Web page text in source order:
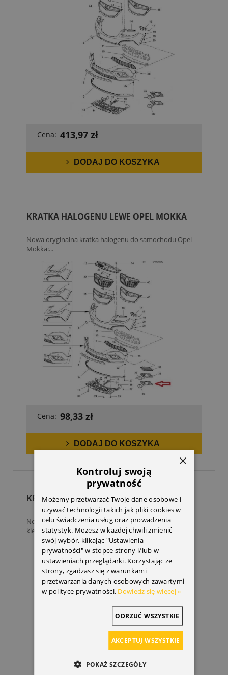
Cena: 413,97 zł
DODAJ DO KOSZYKA
KRATKA HALOGENU LEWE OPEL MOKKA
Nowa oryginalna kratka halogenu do samochodu Opel
Mokka:...
Cena: 98,33 zł
DODAJ DO KOSZYKA
KRATKA HALOGENU MOKKA X
Nowa, oryginalna kratka halogenu Dla Mokki X Strona
kierowcy
×
Kontroluj swoją
prywatność
Możemy przetwarzać Twoje dane osobowe i
używać technologii takich jak pliki cookies w
celu świadczenia usług oraz prowadzenia
statystyk. Możesz w każdej chwili zmienić
swój wybór, klikając "Ustawienia
prywatności" w stopce strony i/lub w
ustawieniach przeglądarki. Korzystając ze
strony, zgadzasz się z warunkami
przetwarzania danych osobowych zawartymi
w polityce prywatności. Dowiedz się więcej »
AKCEPTUJ WSZYSTKIE
ODRZUĆ WSZYSTKIE
POKAŻ SZCZEGÓŁY